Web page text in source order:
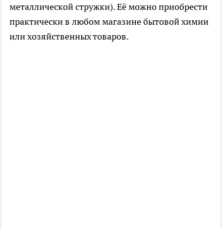
металлической стружки). Её можно приобрести
практически в любом магазине бытовой химии
или хозяйственных товаров.